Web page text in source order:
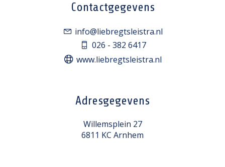
Contactgegevens
info@liebregtsleistra.nl
026 - 382 6417
www.liebregtsleistra.nl
Adresgegevens
Willemsplein 27
6811 KC Arnhem